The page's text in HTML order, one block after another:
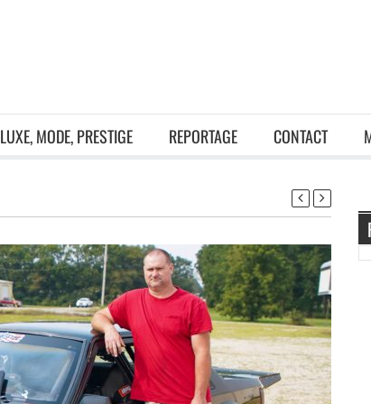
LUXE, MODE, PRESTIGE REPORTAGE CONTACT